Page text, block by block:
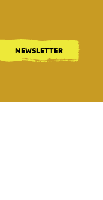
NEWSLETTER